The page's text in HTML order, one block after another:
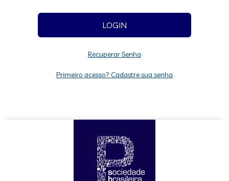
Recuperar Senha
Primeiro acesso? Cadastre sua senha